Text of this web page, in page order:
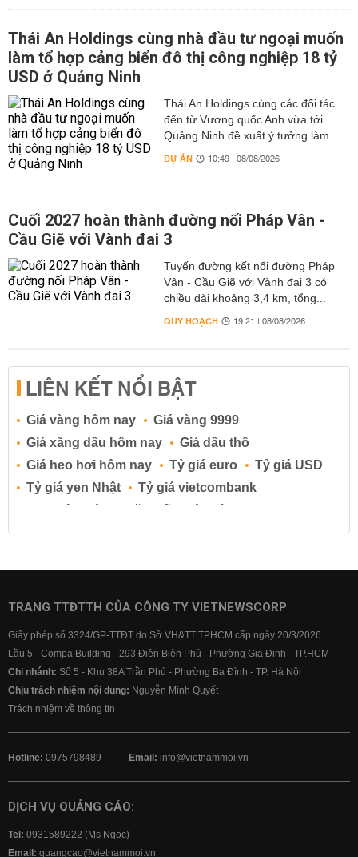
Thái An Holdings cùng nhà đầu tư ngoại muốn
làm tổ hợp cảng biển đô thị công nghiệp 18 tỷ
USD ở Quảng Ninh
Thái An Holdings cùng các đối tác
đến từ Vương quốc Anh vừa tới
Quảng Ninh đề xuất ý tưởng làm...
DỰ ÁN 10:49 | 08/08/2026
Cuối 2027 hoàn thành đường nối Pháp Vân -
Cầu Giẽ với Vành đai 3
Tuyến đường kết nối đường Pháp
Vân - Cầu Giẽ với Vành đai 3 có
chiều dài khoảng 3,4 km, tổng...
QUY HOẠCH 19:21 | 08/08/2026
LIÊN KẾT NỔI BẬT
Giá vàng hôm nay
Giá vàng 9999
Giá xăng dầu hôm nay
Giá dầu thô
Giá heo hơi hôm nay
Tỷ giá euro
Tỷ giá USD
Tỷ giá yen Nhật
Tỷ giá vietcombank
Lịch cúp điện
Lãi suất ngân hàng
Lãi suất tiết kiệm
Lãi suất tiền gửi
Lãi suất ngân hàng BIDV
Lãi suất ngân hàng Vietcombank
TRANG TTĐTTH CỦA CÔNG TY VIETNEWSCORP
Giấy phép số 3324/GP-TTĐT do Sở VH&TT TPHCM cấp ngày 20/3/2026
Lầu 5 - Compa Building - 293 Điện Biên Phủ - Phường Gia Định - TP.HCM
Chi nhánh: Số 5 - Khu 38A Trần Phú - Phường Ba Đình - TP. Hà Nội
Chịu trách nhiệm nội dung: Nguyễn Minh Quyết
Trách nhiệm về thông tin
Hotline: 0975798489 Email: info@vietnammoi.vn
DỊCH VỤ QUẢNG CÁO:
Tel: 0931589222 (Ms Ngọc)
Email: quangcao@vietnammoi.vn